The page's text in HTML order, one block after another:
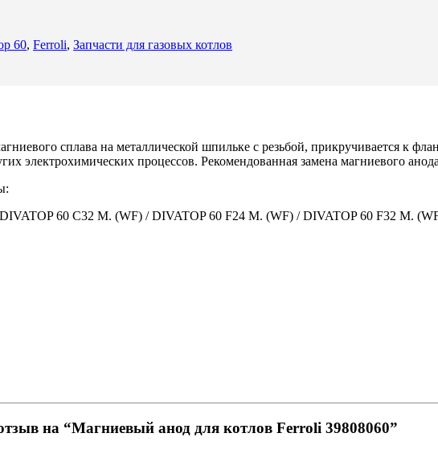
60, Ferroli, Запчасти для газовых котлов
сплава на металлической шпильке с резьбой, прикручивается к
электрохимических процессов. Рекомендованная замена магниевого
60 C32 M. (WF) / DIVATOP 60 F24 M. (WF) / DIVATOP 60 F32 M.
на “Магниевый анод для котлов Ferroli 39808060”